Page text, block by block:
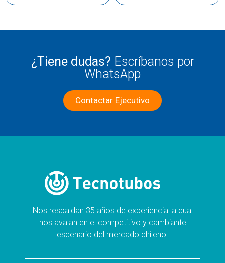
¿Tiene dudas? Escríbanos por
WhatsApp
Contactar Ejecutivo
Nos respaldan 35 años de experiencia la cual
nos avalan en el competitivo y cambiante
escenario del mercado chileno.